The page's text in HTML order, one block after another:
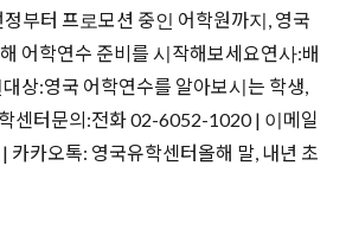
부터 프로모션 중인 어학원까지, 영국
어학연수 준비를 시작해보세요연사:배
상:영국 어학연수를 알아보시는 학생,
센터문의:전화 02-6052-1020 | 이메일
카오톡: 영국유학센터올해 말, 내년 초